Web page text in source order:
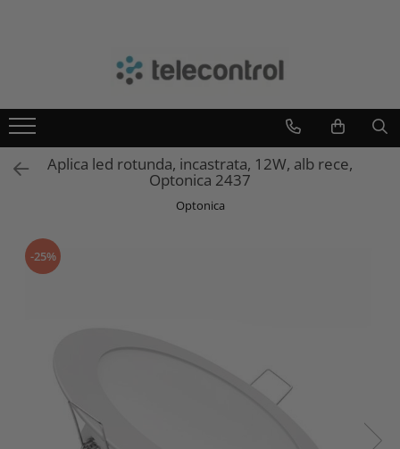
Teletask
IntelightAplica led rotunda, incastrata, 12W, alb rece,
Optonica 2437
Optonica
-25%